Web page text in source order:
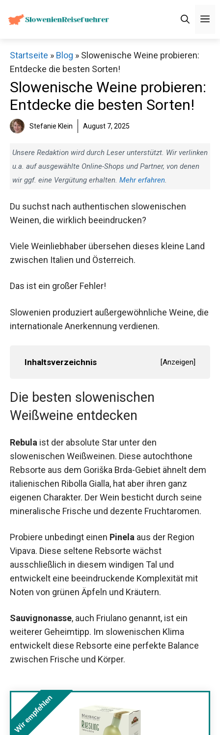
Inhalt
Startseite » Blog » Slowenische Weine probieren:
Entdecke die besten Sorten!
Slowenische Weine probieren:
Entdecke die besten Sorten!
Stefanie Klein August 7, 2025
Unsere Redaktion wird durch Leser unterstützt. Wir verlinken
u.a. auf ausgewählte Online-Shops und Partner, von denen
wir ggf. eine Vergütung erhalten. Mehr erfahren.
Du suchst nach authentischen slowenischen
Weinen, die wirklich beeindrucken?
Viele Weinliebhaber übersehen dieses kleine Land
zwischen Italien und Österreich.
Das ist ein großer Fehler!
Slowenien produziert außergewöhnliche Weine, die
internationale Anerkennung verdienen.
Inhaltsverzeichnis [Anzeigen]
Die besten slowenischen
Weißweine entdecken
Rebula ist der absolute Star unter den
slowenischen Weißweinen. Diese autochthone
Rebsorte aus dem Goriška Brda-Gebiet ähnelt dem
italienischen Ribolla Gialla, hat aber ihren ganz
eigenen Charakter. Der Wein besticht durch seine
mineralische Frische und dezente Fruchtaromen.
Probiere unbedingt einen Pinela aus der Region
Vipava. Diese seltene Rebsorte wächst
ausschließlich in diesem windigen Tal und
entwickelt eine beeindruckende Komplexität mit
Noten von grünen Äpfeln und Kräutern.
Sauvignonasse, auch Friulano genannt, ist ein
weiterer Geheimtipp. Im slowenischen Klima
entwickelt diese Rebsorte eine perfekte Balance
zwischen Frische und Körper.
Wir empfehlen